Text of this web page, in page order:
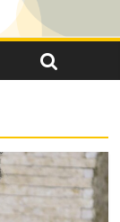
da Vila Sul do
imersivo